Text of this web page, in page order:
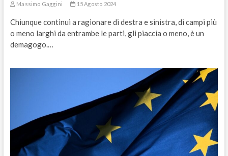
Massimo Gaggini 15 Agosto 2024
Chiunque continui a ragionare di destra e sinistra, di campi più
o meno larghi da entrambe le parti, gli piaccia o meno, è un
demagogo.…